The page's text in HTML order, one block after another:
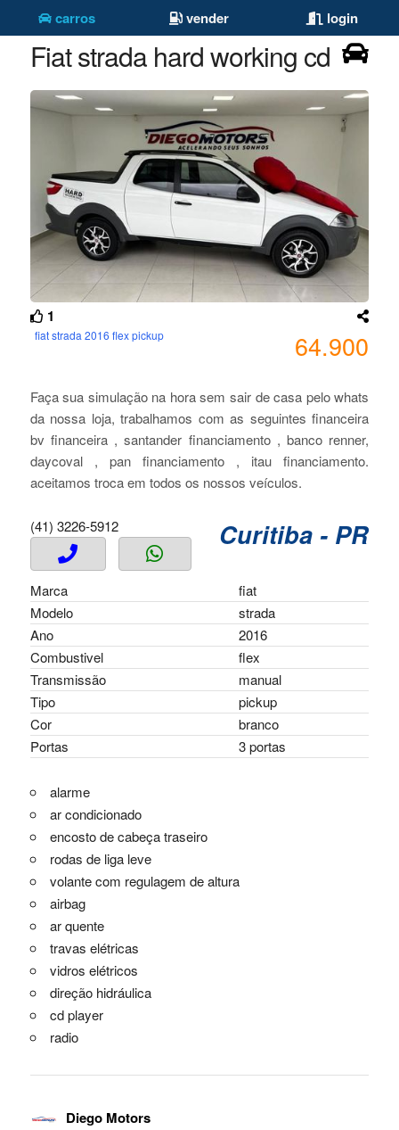
carros vender login
Fiat strada hard working cd
1
fiat strada 2016 flex pickup 64.900
Faça sua simulação na hora sem sair de casa pelo whats
da nossa loja, trabalhamos com as seguintes financeira
bv financeira , santander financiamento , banco renner,
daycoval , pan financiamento , itau financiamento.
aceitamos troca em todos os nossos veículos.
Curitiba - PR
(41) 3226-5912
Marca
fiat
Modelo
strada
Ano
2016
Combustivel
flex
Transmissão
manual
Tipo
pickup
Cor
branco
Portas
3 portas
alarme
ar condicionado
encosto de cabeça traseiro
rodas de liga leve
volante com regulagem de altura
airbag
ar quente
travas elétricas
vidros elétricos
direção hidráulica
cd player
radio
Diego Motors